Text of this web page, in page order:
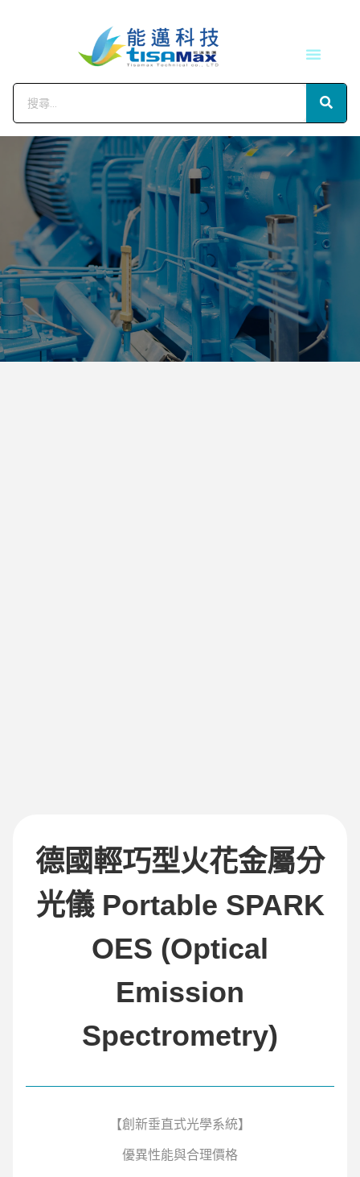
德國輕巧型火花金屬分
光儀 Portable SPARK
OES (Optical
Emission
Spectrometry)
【創新垂直式光學系統】
優異性能與合理價格